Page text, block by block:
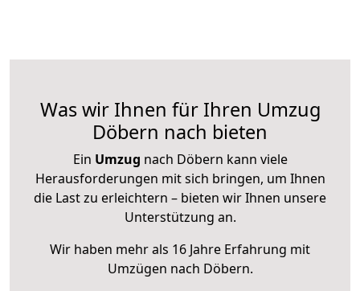
Was wir Ihnen für Ihren Umzug
Döbern nach bieten
Ein Umzug nach Döbern kann viele
Herausforderungen mit sich bringen, um Ihnen
die Last zu erleichtern – bieten wir Ihnen unsere
Unterstützung an.
Wir haben mehr als 16 Jahre Erfahrung mit
Umzügen nach Döbern.